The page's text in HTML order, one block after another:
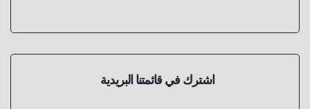
اشترك في قائمتنا البريدية